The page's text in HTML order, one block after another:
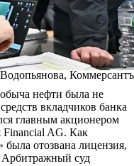
Коммерсантъ
нефти была не
вкладчиков банка
главным акционером
Financial AG. Как
отозвана лицензия,
Арбитражный суд